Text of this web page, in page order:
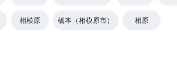
相模原 橋本（相模原市） 相原